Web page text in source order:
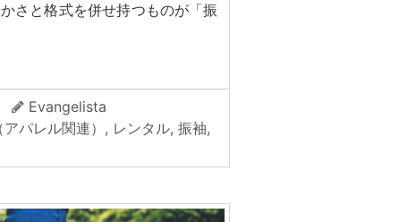
さと格式を併せ持つものが「振
Evangelista
パレル関連） , レンタル,振袖,